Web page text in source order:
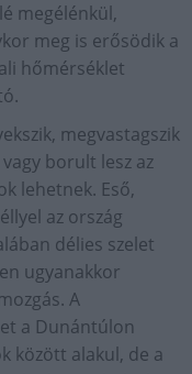
megélénkül,
meg is erősödik a
hőmérséklet
megvastagszik
borult lesz az
lehetnek. Eső,
az ország
délies szelet
ugyanakkor
A
a Dunántúlon
között alakul, de a